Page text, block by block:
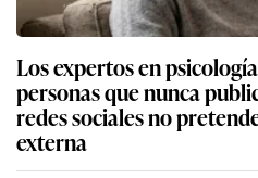
Los expertos en
personas que nunca
redes sociales no
externa